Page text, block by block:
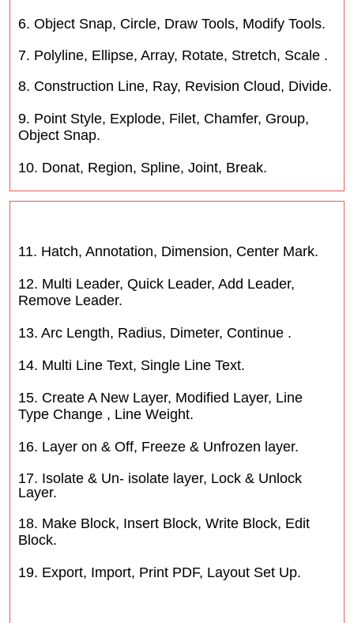
6. Object Snap, Circle, Draw Tools, Modify Tools.
7. Polyline, Ellipse, Array, Rotate, Stretch, Scale .
8. Construction Line, Ray, Revision Cloud, Divide.
9. Point Style, Explode, Filet, Chamfer, Group,
Object Snap.
10. Donat, Region, Spline, Joint, Break.
11. Hatch, Annotation, Dimension, Center Mark.
12. Multi Leader, Quick Leader, Add Leader,
Remove Leader.
13. Arc Length, Radius, Dimeter, Continue .
14. Multi Line Text, Single Line Text.
15. Create A New Layer, Modified Layer, Line
Type Change , Line Weight.
16. Layer on & Off, Freeze & Unfrozen layer.
17. Isolate & Un- isolate layer, Lock & Unlock
Layer.
18. Make Block, Insert Block, Write Block, Edit
Block.
19. Export, Import, Print PDF, Layout Set Up.